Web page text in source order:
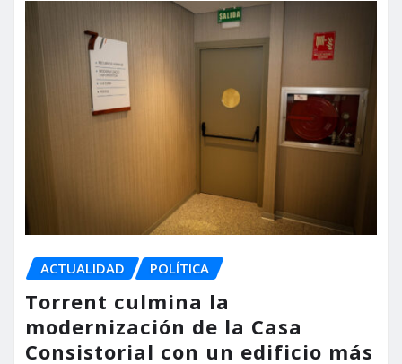
ACTUALIDAD POLÍTICA
Torrent culmina la
modernización de la Casa
Consistorial con un edificio más